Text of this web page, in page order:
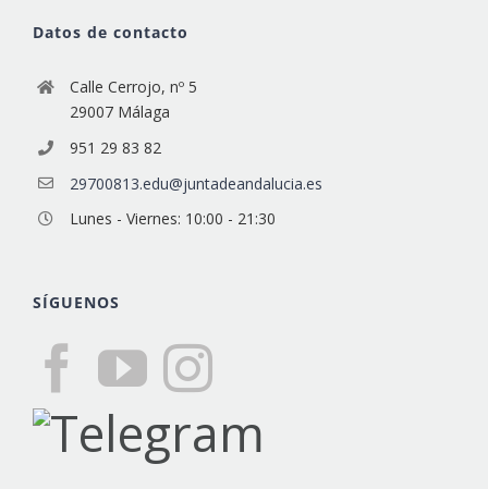
Datos de contacto
Calle Cerrojo, nº 5
29007 Málaga
951 29 83 82
29700813.edu@juntadeandalucia.es
Lunes - Viernes: 10:00 - 21:30
SÍGUENOS